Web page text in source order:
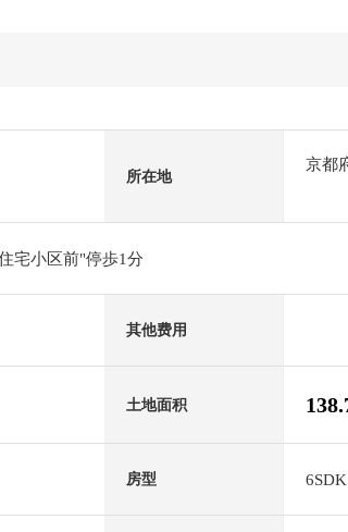
所在地
京都
宅小区前"停歩1分
其他费用
土地面积
房型 6SDK